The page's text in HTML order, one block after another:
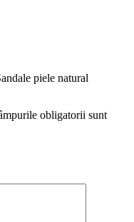
piele natural
obligatorii sunt